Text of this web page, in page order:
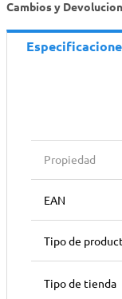
Cambios y
Propiedad
EAN
Tipo de
Tipo de tienda